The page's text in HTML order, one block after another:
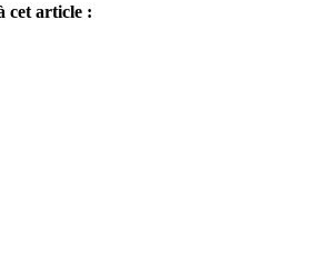
cet article :